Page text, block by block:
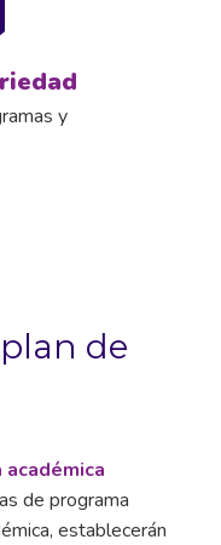
y
de
de programa
establecerán